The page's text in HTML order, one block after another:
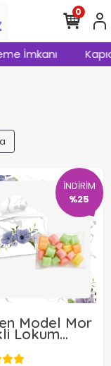
İmkanı
0
İNDİRİM
%25
Model Mor
Lokum
ve Mevlüt
12,00 TL